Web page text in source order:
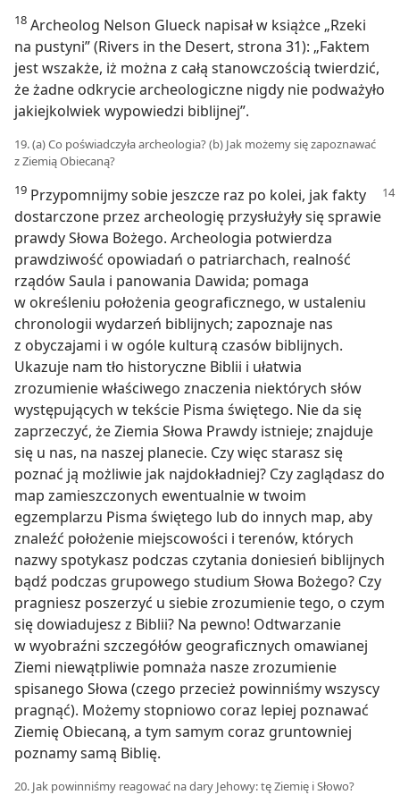
18 Archeolog Nelson Glueck napisał w książce „Rzeki
na pustyni” (Rivers in the Desert, strona 31): „Faktem
jest wszakże, iż można z całą stanowczością twierdzić,
że żadne odkrycie archeologiczne nigdy nie podważyło
jakiejkolwiek wypowiedzi biblijnej”.
19. (a) Co poświadczyła archeologia? (b) Jak możemy się zapoznawać
z Ziemią Obiecaną?
19 Przypomnijmy sobie jeszcze raz po kolei, jak fakty
dostarczone przez archeologię przysłużyły się sprawie
prawdy Słowa Bożego. Archeologia potwierdza
prawdziwość opowiadań o patriarchach, realność
rządów Saula i panowania Dawida; pomaga
w określeniu położenia geograficznego, w ustaleniu
chronologii wydarzeń biblijnych; zapoznaje nas
z obyczajami i w ogóle kulturą czasów biblijnych.
Ukazuje nam tło historyczne Biblii i ułatwia
zrozumienie właściwego znaczenia niektórych słów
występujących w tekście Pisma świętego. Nie da się
zaprzeczyć, że Ziemia Słowa Prawdy istnieje; znajduje
się u nas, na naszej planecie. Czy więc starasz się
poznać ją możliwie jak najdokładniej? Czy zaglądasz do
map zamieszczonych ewentualnie w twoim
egzemplarzu Pisma świętego lub do innych map, aby
znaleźć położenie miejscowości i terenów, których
nazwy spotykasz podczas czytania doniesień biblijnych
bądź podczas grupowego studium Słowa Bożego? Czy
pragniesz poszerzyć u siebie zrozumienie tego, o czym
się dowiadujesz z Biblii? Na pewno! Odtwarzanie
w wyobraźni szczegółów geograficznych omawianej
Ziemi niewątpliwie pomnaża nasze zrozumienie
spisanego Słowa (czego przecież powinniśmy wszyscy
pragnąć). Możemy stopniowo coraz lepiej poznawać
Ziemię Obiecaną, a tym samym coraz gruntowniej
poznamy samą Biblię.
20. Jak powinniśmy reagować na dary Jehowy: tę Ziemię i Słowo?